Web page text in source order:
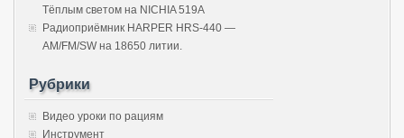
Тёплым светом на NICHIA 519A
Радиоприёмник HARPER HRS-440 —
AM/FM/SW на 18650 литии.
Рубрики
Видео уроки по рациям
Инструмент